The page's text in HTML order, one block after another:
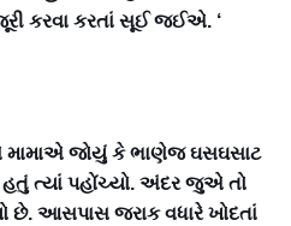
કરવા કરતાં સૂઈ જઈએ. ‘
મામાએ જોયું કે ભાણેજ ઘસઘસાટ
ત્યાં પહોંચ્યો. અંદર જુએ તો
છે. આસપાસ જરાક વધારે ખોદતાં